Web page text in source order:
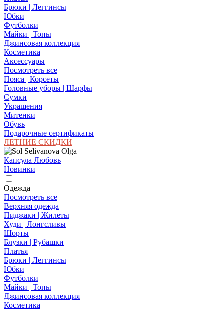
Брюки | Леггинсы
Юбки
Футболки
Майки | Топы
Джинсовая коллекция
Косметика
Аксессуары
Посмотреть все
Пояса | Корсеты
Головные уборы | Шарфы
Сумки
Украшения
Митенки
Обувь
Подарочные сертификаты
ЛЕТНИЕ СКИДКИ
Капсула Любовь
Новинки
Одежда
Посмотреть все
Верхняя одежда
Пиджаки | Жилеты
Худи | Лонгсливы
Шорты
Блузки | Рубашки
Платья
Брюки | Леггинсы
Юбки
Футболки
Майки | Топы
Джинсовая коллекция
Косметика